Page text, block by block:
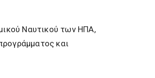
Ναυτικού των ΗΠΑ,
και